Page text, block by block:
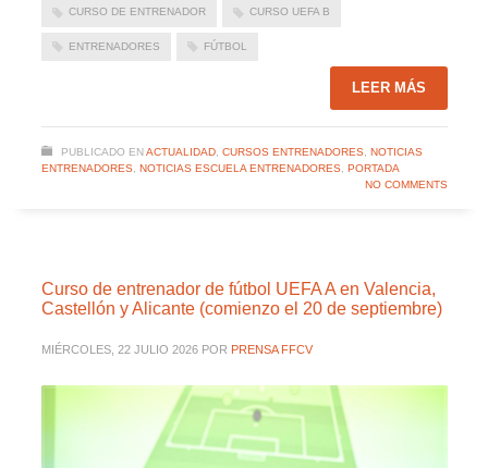
CURSO DE ENTRENADOR CURSO UEFA B
ENTRENADORES FÚTBOL
LEER MÁS
PUBLICADO EN ACTUALIDAD, CURSOS ENTRENADORES, NOTICIAS
ENTRENADORES, NOTICIAS ESCUELA ENTRENADORES, PORTADA
NO COMMENTS
Curso de entrenador de fútbol UEFA A en Valencia,
Castellón y Alicante (comienzo el 20 de septiembre)
MIÉRCOLES, 22 JULIO 2026 POR PRENSA FFCV